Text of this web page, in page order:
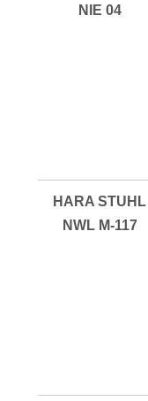
NIE 04
HARA STUHL
NWL M-117